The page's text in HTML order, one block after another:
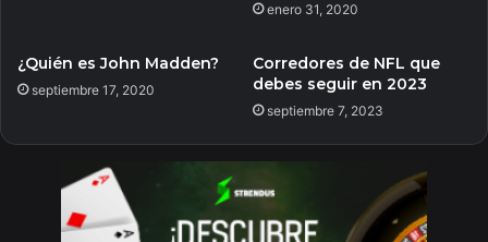
enero 31, 2020
¿Quién es John Madden?
septiembre 17, 2020
Corredores de NFL que
debes seguir en 2023
septiembre 7, 2023